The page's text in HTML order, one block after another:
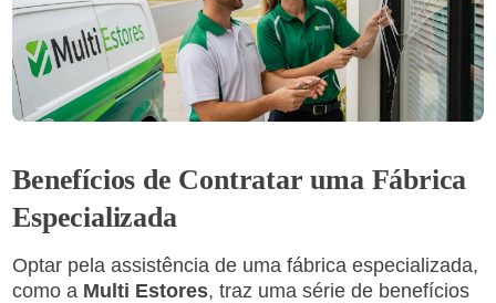
Benefícios de Contratar uma Fábrica
Especializada
Optar pela assistência de uma fábrica especializada,
como a Multi Estores, traz uma série de benefícios